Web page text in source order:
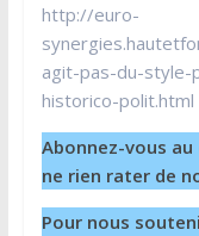
http://euro-
agit-pas-du-style-
historico-polit.html
Abonnez-vous au
ne rien rater de
Pour nous